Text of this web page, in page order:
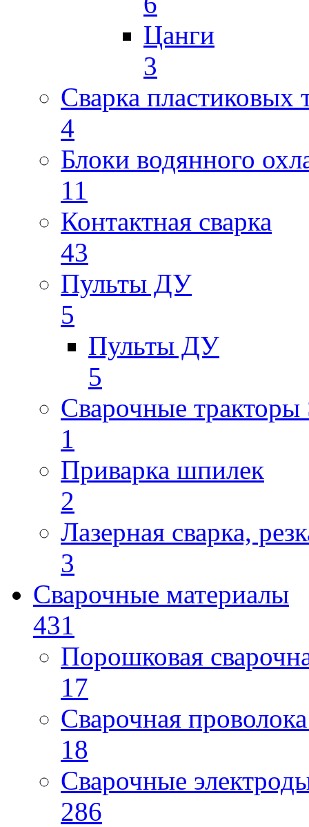
Цанги
3
Сварка пластиковых
4
Блоки водянного
11
Контактная сварка
43
Пульты ДУ
5
Пульты ДУ
5
Сварочные тракторы
1
Приварка шпилек
2
Лазерная сварка,
3
Сварочные материалы
431
Порошковая
17
Сварочная
18
Сварочные
286